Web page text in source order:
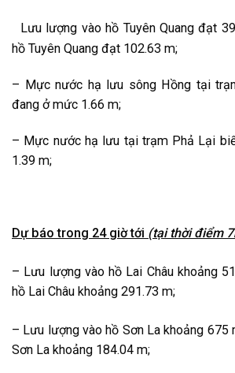
Lưu lượng vào hồ Tuyên Quang đạt
hồ Tuyên Quang đạt 102.63 m;
– Mực nước hạ lưu sông Hồng tại
đang ở mức 1.66 m;
– Mực nước hạ lưu tại trạm Phả Lại
1.39 m;
Dự báo trong 24 giờ tới (tại thời điểm
– Lưu lượng vào hồ Lai Châu khoảng
hồ Lai Châu khoảng 291.73 m;
– Lưu lượng vào hồ Sơn La khoảng 675
Sơn La khoảng 184.04 m;